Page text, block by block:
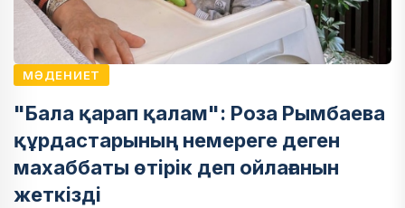
МӘДЕНИЕТ
"Бала қарап қалам": Роза Рымбаева
құрдастарының немереге деген
махаббаты өтірік деп ойлағанын
жеткізді